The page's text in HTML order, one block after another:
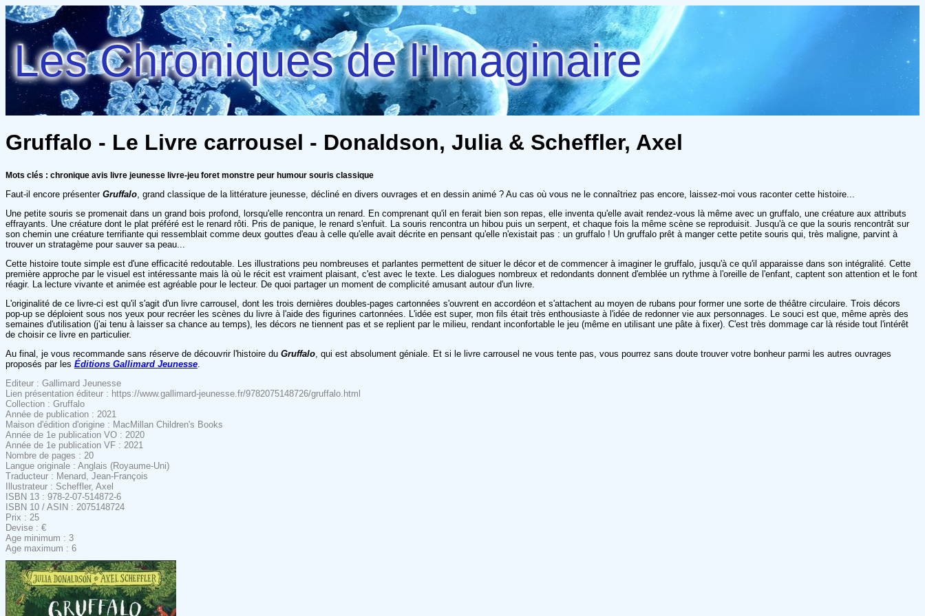
Les Chroniques de l'Imaginaire
Gruffalo - Le Livre carrousel - Donaldson, Julia & Scheffler, Axel
Mots clés : chronique avis livre jeunesse livre-jeu foret monstre peur humour souris classique
Faut-il encore présenter Gruffalo , grand classique de la littérature jeunesse, décliné en divers ouvrages et en dessin animé ? Au cas où vous ne le connaîtriez pas encore, laissez-moi vous raconter cette histoire...
Une petite souris se promenait dans un grand bois profond, lorsqu'elle rencontra un renard. En comprenant qu'il en ferait bien son repas, elle inventa qu'elle avait rendez-vous là même avec un gruffalo, une créature aux attributs
effrayants. Une créature dont le plat préféré est le renard rôti. Pris de panique, le renard s'enfuit. La souris rencontra un hibou puis un serpent, et chaque fois la même scène se reproduisit. Jusqu'à ce que la souris rencontrât sur
son chemin une créature terrifiante qui ressemblait comme deux gouttes d'eau à celle qu'elle avait décrite en pensant qu'elle n'existait pas : un gruffalo ! Un gruffalo prêt à manger cette petite souris qui, très maligne, parvint à
trouver un stratagème pour sauver sa peau...
Cette histoire toute simple est d'une efficacité redoutable. Les illustrations peu nombreuses et parlantes permettent de situer le décor et de commencer à imaginer le gruffalo, jusqu'à ce qu'il apparaisse dans son intégralité. Cette
première approche par le visuel est intéressante mais là où le récit est vraiment plaisant, c'est avec le texte. Les dialogues nombreux et redondants donnent d'emblée un rythme à l'oreille de l'enfant, captent son attention et le font
réagir. La lecture vivante et animée est agréable pour le lecteur. De quoi partager un moment de complicité amusant autour d'un livre.
L'originalité de ce livre-ci est qu'il s'agit d'un livre carrousel, dont les trois dernières doubles-pages cartonnées s'ouvrent en accordéon et s'attachent au moyen de rubans pour former une sorte de théâtre circulaire. Trois décors
pop-up se déploient sous nos yeux pour recréer les scènes du livre à l'aide des figurines cartonnées. L'idée est super, mon fils était très enthousiaste à l'idée de redonner vie aux personnages. Le souci est que, même après des
semaines d'utilisation (j'ai tenu à laisser sa chance au temps), les décors ne tiennent pas et se replient par le milieu, rendant inconfortable le jeu (même en utilisant une pâte à fixer). C'est très dommage car là réside tout l'intérêt
de choisir ce livre en particulier.
Au final, je vous recommande sans réserve de découvrir l'histoire du Gruffalo , qui est absolument géniale. Et si le livre carrousel ne vous tente pas, vous pourrez sans doute trouver votre bonheur parmi les autres ouvrages
proposés par les Éditions Gallimard Jeunesse
Editeur : Gallimard Jeunesse
Lien présentation éditeur : https://www.gallimard-jeunesse.fr/9782075148726/gruffalo.html
Collection : Gruffalo
Année de publication : 2021
Maison d'édition d'origine : MacMillan Children's Books
Année de 1e publication VO : 2020
Année de 1e publication VF : 2021
Nombre de pages : 20
Langue originale : Anglais (Royaume-Uni)
Traducteur : Menard, Jean-François
Illustrateur : Scheffler, Axel
ISBN 13 : 978-2-07-514872-6
ISBN 10 / ASIN : 2075148724
Prix : 25
Devise : €
Age minimum : 3
Age maximum : 6